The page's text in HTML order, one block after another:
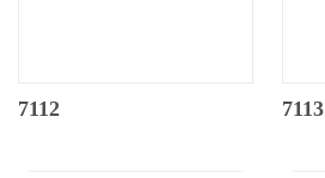
7112 7113